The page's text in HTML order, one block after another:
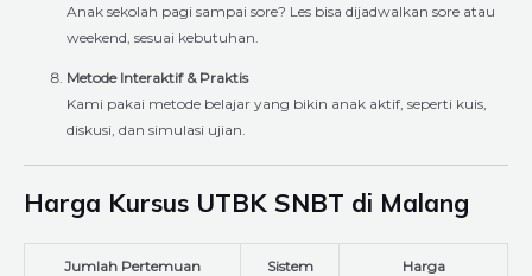
Anak sekolah pagi sampai sore? Les bisa dijadwalkan sore atau
weekend, sesuai kebutuhan.
Metode Interaktif & Praktis
Kami pakai metode belajar yang bikin anak aktif, seperti kuis,
diskusi, dan simulasi ujian.
Harga Kursus UTBK SNBT di Malang
Jumlah Pertemuan Sistem Harga